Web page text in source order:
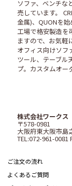
ソファ、ベンチな
売しています。
金属)、QUONを
工場で格安製造を
ますので、お気軽
オフィス向けソフ
ツール、テーブル
プ。カスタムオー
株式会社ワークス
〒578-0981
大阪府東大阪市島
TEL:072-961-0081
ご注文の流れ
よくあるご質問